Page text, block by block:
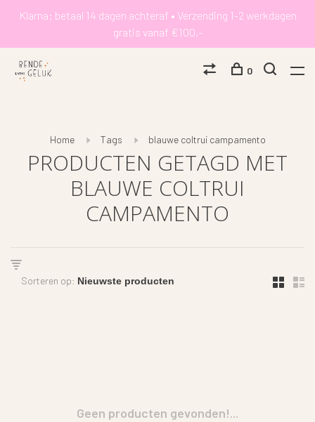
Klarna: betaal 14 dagen achteraf • Verzending 1-2 werkdagen
gratis vanaf €100,-
0
Home Tags blauwe coltrui campamento
PRODUCTEN GETAGD MET
BLAUWE COLTRUI
CAMPAMENTO
Sorteren op:
Geen producten gevonden!...